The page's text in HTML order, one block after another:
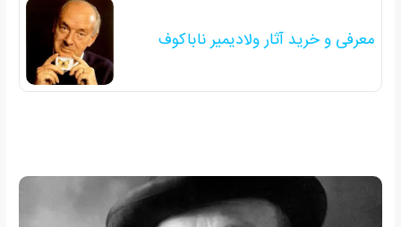
معرفی و خرید آثار ولادیمیر ناباکوف